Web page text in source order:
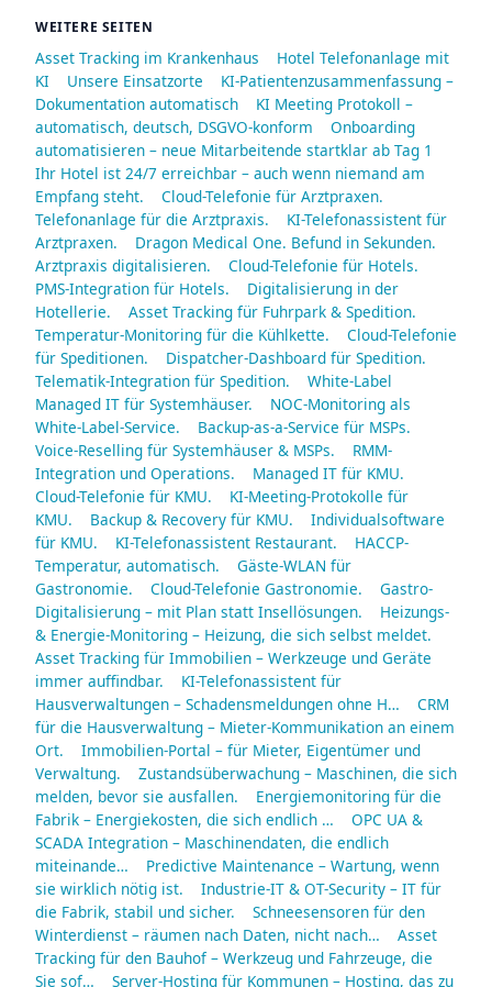
WEITERE SEITEN
Asset Tracking im Krankenhaus
Hotel Telefonanlage mit
KI
Unsere Einsatzorte
KI-Patientenzusammenfassung –
Dokumentation automatisch
KI Meeting Protokoll –
automatisch, deutsch, DSGVO-konform
Onboarding
automatisieren – neue Mitarbeitende startklar ab Tag 1
Ihr Hotel ist 24/7 erreichbar – auch wenn niemand am
Empfang steht.
Cloud-Telefonie für Arztpraxen.
Telefonanlage für die Arztpraxis.
KI-Telefonassistent für
Arztpraxen.
Dragon Medical One. Befund in Sekunden.
Arztpraxis digitalisieren.
Cloud-Telefonie für Hotels.
PMS-Integration für Hotels.
Digitalisierung in der
Hotellerie.
Asset Tracking für Fuhrpark & Spedition.
Temperatur-Monitoring für die Kühlkette.
Cloud-Telefonie
für Speditionen.
Dispatcher-Dashboard für Spedition.
Telematik-Integration für Spedition.
White-Label
Managed IT für Systemhäuser.
NOC-Monitoring als
White-Label-Service.
Backup-as-a-Service für MSPs.
Voice-Reselling für Systemhäuser & MSPs.
RMM-
Integration und Operations.
Managed IT für KMU.
Cloud-Telefonie für KMU.
KI-Meeting-Protokolle für
KMU.
Backup & Recovery für KMU.
Individualsoftware
für KMU.
KI-Telefonassistent Restaurant.
HACCP-
Temperatur, automatisch.
Gäste-WLAN für
Gastronomie.
Cloud-Telefonie Gastronomie.
Gastro-
Digitalisierung – mit Plan statt Insellösungen.
Heizungs-
& Energie-Monitoring – Heizung, die sich selbst meldet.
Asset Tracking für Immobilien – Werkzeuge und Geräte
immer auffindbar.
KI-Telefonassistent für
Hausverwaltungen – Schadensmeldungen ohne H…
CRM
für die Hausverwaltung – Mieter-Kommunikation an einem
Ort.
Immobilien-Portal – für Mieter, Eigentümer und
Verwaltung.
Zustandsüberwachung – Maschinen, die sich
melden, bevor sie ausfallen.
Energiemonitoring für die
Fabrik – Energiekosten, die sich endlich …
OPC UA &
SCADA Integration – Maschinendaten, die endlich
miteinande…
Predictive Maintenance – Wartung, wenn
sie wirklich nötig ist.
Industrie-IT & OT-Security – IT für
die Fabrik, stabil und sicher.
Schneesensoren für den
Winterdienst – räumen nach Daten, nicht nach…
Asset
Tracking für den Bauhof – Werkzeug und Fahrzeuge, die
Sie sof…
Server-Hosting für Kommunen – Hosting, das zu